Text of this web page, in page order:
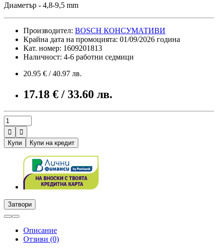
Диаметър - 4,8-9,5 mm
Производител: BOSCH КОНСУМАТИВИ
Крайна дата на промоцията: 01/09/2026 година
Кат. номер: 1609201813
Наличност: 4-6 работни седмици
20.95 € / 40.97 лв.
17.18 € / 33.60 лв.


Купи
Купи на кредит
Затвори
Описание
Отзиви (0)